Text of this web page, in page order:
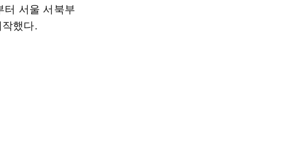
터 서울 서북부
했다.